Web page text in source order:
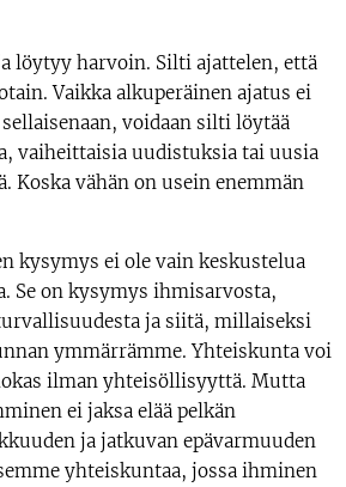
löytyy harvoin. Silti ajattelen, että
Vaikka alkuperäinen ajatus ei
voidaan silti löytää
vaiheittaisia uudistuksia tai uusia
Koska vähän on usein enemmän
kysymys ei ole vain keskustelua
Se on kysymys ihmisarvosta,
ja siitä, millaiseksi
ymmärrämme. Yhteiskunta voi
ilman yhteisöllisyyttä. Mutta
ei jaksa elää pelkän
ja jatkuvan epävarmuuden
yhteiskuntaa, jossa ihminen